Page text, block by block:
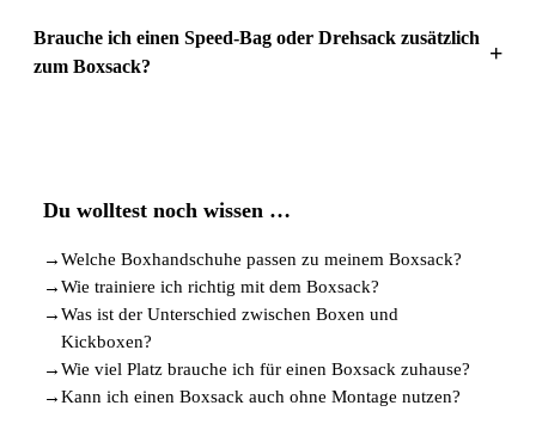
Brauche ich einen Speed-Bag oder Drehsack zusätzlich
zum Boxsack?
+
Du wolltest noch wissen …
→Welche Boxhandschuhe passen zu meinem Boxsack?
→Wie trainiere ich richtig mit dem Boxsack?
→Was ist der Unterschied zwischen Boxen und
Kickboxen?
→Wie viel Platz brauche ich für einen Boxsack zuhause?
→Kann ich einen Boxsack auch ohne Montage nutzen?